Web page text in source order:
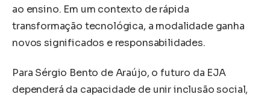
ao ensino. Em um contexto de rápida
transformação tecnológica, a modalidade ganha
novos significados e responsabilidades.
Para Sérgio Bento de Araújo, o futuro da EJA
dependerá da capacidade de unir inclusão social,